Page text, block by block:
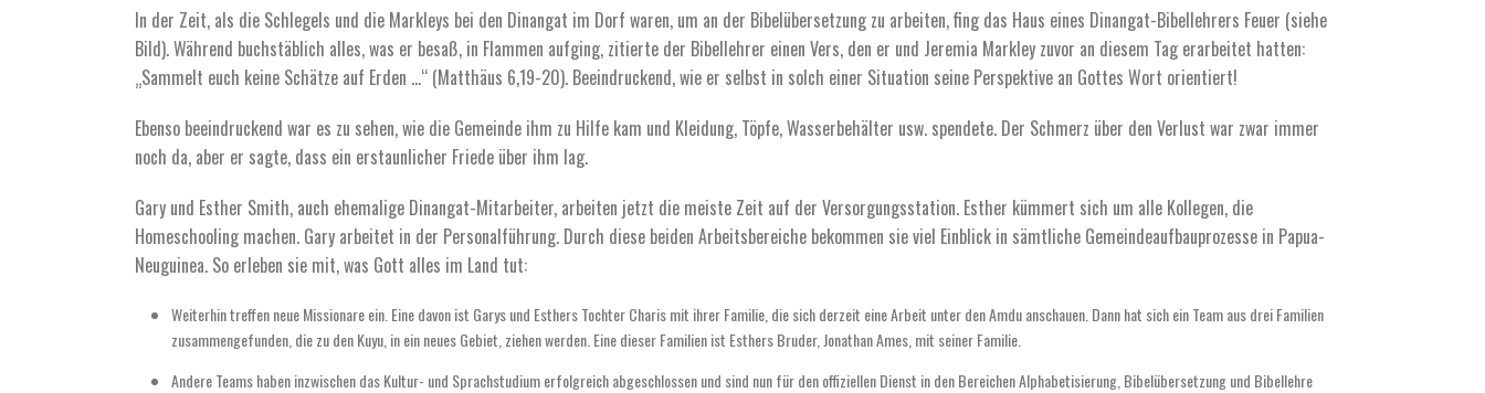
In der Zeit, als die Schlegels und die Markleys bei den Dinangat im Dorf waren, um an der Bibelübersetzung zu arbeiten, fing das Haus eines Dinangat-Bibellehrers Feuer (siehe
Bild). Während buchstäblich alles, was er besaß, in Flammen aufging, zitierte der Bibellehrer einen Vers, den er und Jeremia Markley zuvor an diesem Tag erarbeitet hatten:
„Sammelt euch keine Schätze auf Erden …“ (Matthäus 6,19-20). Beeindruckend, wie er selbst in solch einer Situation seine Perspektive an Gottes Wort orientiert!
Ebenso beeindruckend war es zu sehen, wie die Gemeinde ihm zu Hilfe kam und Kleidung, Töpfe, Wasserbehälter usw. spendete. Der Schmerz über den Verlust war zwar immer
noch da, aber er sagte, dass ein erstaunlicher Friede über ihm lag.
Gary und Esther Smith, auch ehemalige Dinangat-Mitarbeiter, arbeiten jetzt die meiste Zeit auf der Versorgungsstation. Esther kümmert sich um alle Kollegen, die
Homeschooling machen. Gary arbeitet in der Personalführung. Durch diese beiden Arbeitsbereiche bekommen sie viel Einblick in sämtliche Gemeindeaufbauprozesse in Papua-
Neuguinea. So erleben sie mit, was Gott alles im Land tut:
Weiterhin treffen neue Missionare ein. Eine davon ist Garys und Esthers Tochter Charis mit ihrer Familie, die sich derzeit eine Arbeit unter den Amdu anschauen. Dann hat sich ein Team aus drei Familien
zusammengefunden, die zu den Kuyu, in ein neues Gebiet, ziehen werden. Eine dieser Familien ist Esthers Bruder, Jonathan Ames, mit seiner Familie.
Andere Teams haben inzwischen das Kultur- und Sprachstudium erfolgreich abgeschlossen und sind nun für den offiziellen Dienst in den Bereichen Alphabetisierung, Bibelübersetzung und Bibellehre